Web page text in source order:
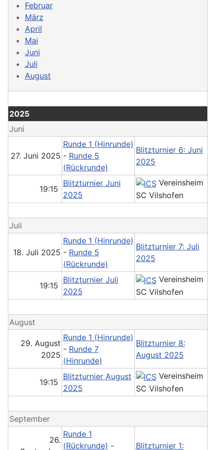
Februar
März
April
Mai
Juni
Juli
August
2025
Juni
27. Juni 2025
Runde 1 (Hinrunde)
- Runde 5
(Rückrunde)
Blitzturnier 6: Juni
2025
19:15
Blitzturnier Juni
2025
Vereinsheim
SC Vilshofen
Juli
18. Juli 2025
Runde 1 (Hinrunde)
- Runde 5
(Rückrunde)
Blitzturnier 7: Juli
2025
19:15
Blitzturnier Juli
2025
Vereinsheim
SC Vilshofen
August
29. August
2025
Runde 1 (Hinrunde)
- Runde 7
(Hinrunde)
Blitzturnier 8:
August 2025
19:15
Blitzturnier August
2025
Vereinsheim
SC Vilshofen
September
26.
Runde 1
(Rückrunde) -
Blitzturnier 1: